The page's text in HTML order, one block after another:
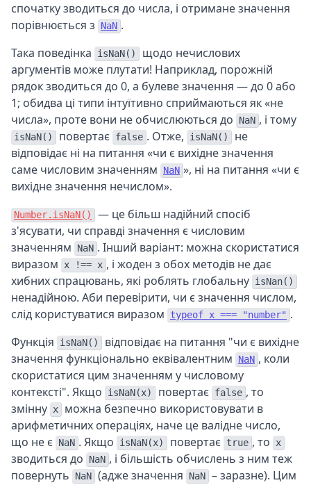
спочатку зводиться до числа, і отримане значення
порівнюється з
NaN .
Така поведінка
isNaN()
щодо нечислових
аргументів може плутати! Наприклад, порожній
рядок зводиться до 0, а булеве значення — до 0 або
1; обидва ці типи інтуїтивно сприймаються як «не
числа», проте вони не обчислюються до
NaN , і тому
isNaN() повертає false . Отже, isNaN()
не
відповідає ні на питання «чи є вихідне значення
саме числовим значенням
NaN », ні на питання «чи є
вихідне значення нечислом».
Number.isNaN()
— це більш надійний спосіб
з'ясувати, чи справді значення є числовим
значенням
NaN . Інший варіант: можна скористатися
виразом
x !== x , і жоден з обох методів не дає
хибних спрацювань, які роблять глобальну isNan()
ненадійною. Аби перевірити, чи є значення числом,
слід користуватися виразом
typeof x === "number" .
Функція
isNaN()
відповідає на питання "чи є вихідне
значення функціонально еквівалентним
NaN , коли
скористатися цим значенням у числовому
контексті". Якщо
isNaN(x) повертає false , то
змінну x
можна безпечно використовувати в
арифметичних операціях, наче це валідне число,
що не є NaN . Якщо isNaN(x) повертає true , то x
зводиться до NaN , і більшість обчислень з ним теж
повернуть
NaN (адже значення NaN – заразне). Цим